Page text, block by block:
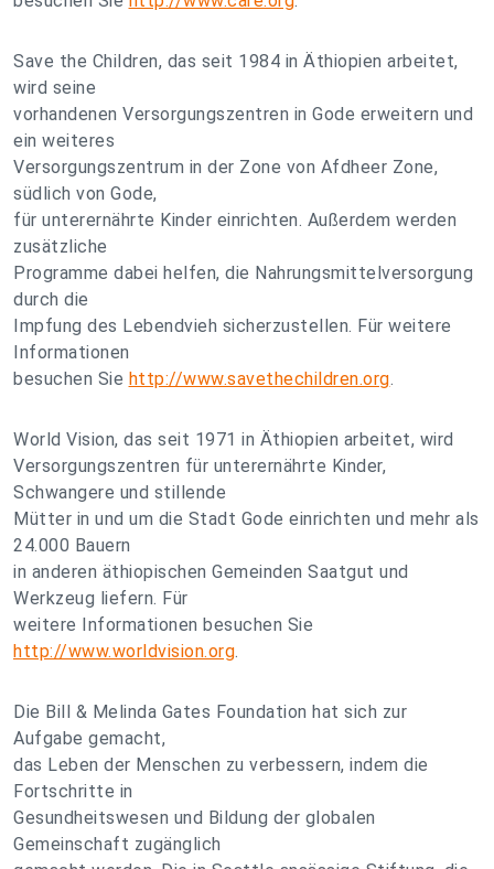
Save the Children, das seit 1984 in Äthiopien arbeitet,
wird seine
vorhandenen Versorgungszentren in Gode erweitern und
ein weiteres
Versorgungszentrum in der Zone von Afdheer Zone,
südlich von Gode,
für unterernährte Kinder einrichten. Außerdem werden
zusätzliche
Programme dabei helfen, die Nahrungsmittelversorgung
durch die
Impfung des Lebendvieh sicherzustellen. Für weitere
Informationen
besuchen Sie http://www.savethechildren.org.
World Vision, das seit 1971 in Äthiopien arbeitet, wird
Versorgungszentren für unterernährte Kinder,
Schwangere und stillende
Mütter in und um die Stadt Gode einrichten und mehr als
24.000 Bauern
in anderen äthiopischen Gemeinden Saatgut und
Werkzeug liefern. Für
weitere Informationen besuchen Sie
http://www.worldvision.org.
Die Bill & Melinda Gates Foundation hat sich zur
Aufgabe gemacht,
das Leben der Menschen zu verbessern, indem die
Fortschritte in
Gesundheitswesen und Bildung der globalen
Gemeinschaft zugänglich